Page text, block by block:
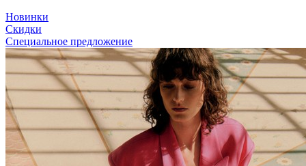
Новинки
Скидки
Специальное предложение